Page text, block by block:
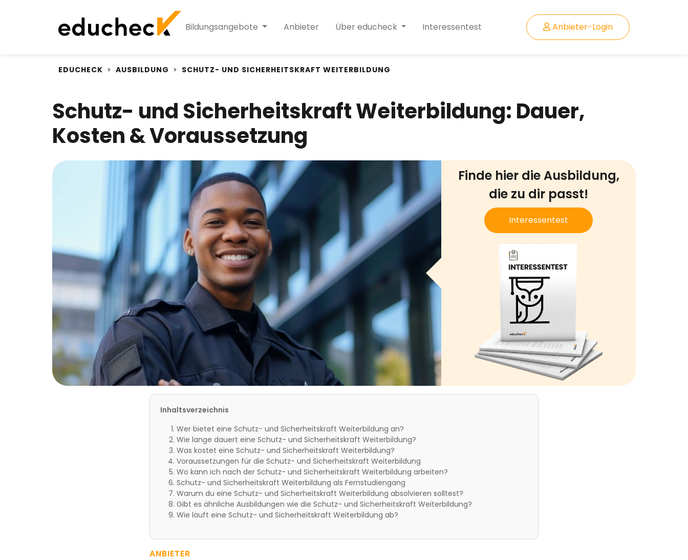
Bildungsangebote Anbieter Über educheck Interessentest Anbieter-Login
EDUCHECK AUSBILDUNG SCHUTZ- UND SICHERHEITSKRAFT WEITERBILDUNG
Schutz- und Sicherheitskraft Weiterbildung: Dauer,
Kosten & Voraussetzung
Finde hier die Ausbildung,
die zu dir passt!
Interessentest
Inhaltsverzeichnis
Wer bietet eine Schutz- und Sicherheitskraft Weiterbildung an?
Wie lange dauert eine Schutz- und Sicherheitskraft Weiterbildung?
Was kostet eine Schutz- und Sicherheitskraft Weiterbildung?
Voraussetzungen für die Schutz- und Sicherheitskraft Weiterbildung
Wo kann ich nach der Schutz- und Sicherheitskraft Weiterbildung arbeiten?
Schutz- und Sicherheitskraft Weiterbildung als Fernstudiengang
Warum du eine Schutz- und Sicherheitskraft Weiterbildung absolvieren solltest?
Gibt es ähnliche Ausbildungen wie die Schutz- und Sicherheitskraft Weiterbildung?
Wie läuft eine Schutz- und Sicherheitskraft Weiterbildung ab?
ANBIETER